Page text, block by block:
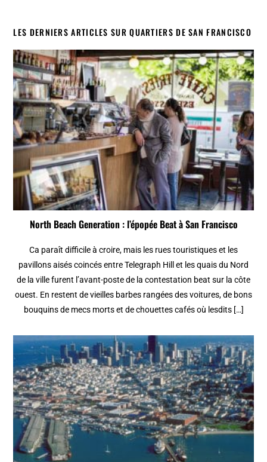
LES DERNIERS ARTICLES SUR QUARTIERS DE SAN FRANCISCO
North Beach Generation : l’épopée Beat à San Francisco
Ca paraît difficile à croire, mais les rues touristiques et les
pavillons aisés coincés entre Telegraph Hill et les quais du Nord
de la ville furent l’avant-poste de la contestation beat sur la côte
ouest. En restent de vieilles barbes rangées des voitures, de bons
bouquins de mecs morts et de chouettes cafés où lesdits […]